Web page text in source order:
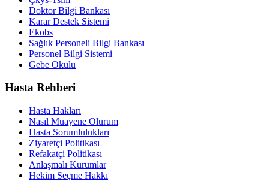
Doktor Bilgi Bankası
Karar Destek Sistemi
Ekobs
Sağlık Personeli Bilgi Bankası
Personel Bilgi Sistemi
Gebe Okulu
Hasta Rehberi
Hasta Hakları
Nasıl Muayene Olurum
Hasta Sorumlulukları
Ziyaretçi Politikası
Refakatçi Politikası
Anlaşmalı Kurumlar
Hekim Seçme Hakkı